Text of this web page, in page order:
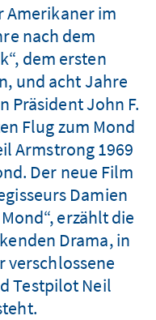
Amerikaner im
nach dem
dem ersten
und acht Jahre
Präsident John F.
Flug zum Mond
Armstrong 1969
Der neue Film
Damien
erzählt die
Drama, in
verschlossene
Testpilot Neil